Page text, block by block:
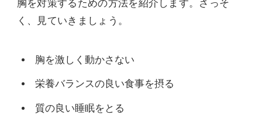
胸を対策するための方法を紹介します。さっそ
く、見ていきましょう。
胸を激しく動かさない
栄養バランスの良い食事を摂る
質の良い睡眠をとる